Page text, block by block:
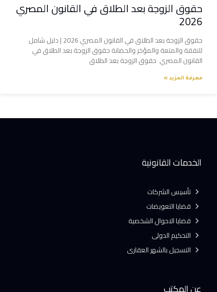
حقوق الزوجة بعد الطلاق في القانون المصري
2026
حقوق الزوجة بعد الطلاق في القانون المصري 2026 | دليل شامل
للنفقة والمتعة والمؤخر والحضانة حقوق الزوجة بعد الطلاق في
القانون المصري حقوق الزوجة بعد الطلاق
معرفة المزيد »
الخدمات القانونية
تأسيس الشركات
قضايا التعويضات
قضايا الاحوال الشخصية
التحكيم الدولى
التسجيل بالشهر العقارى